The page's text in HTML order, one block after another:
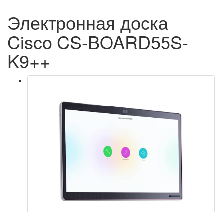
Электронная доска
Cisco CS-BOARD55S-
K9++